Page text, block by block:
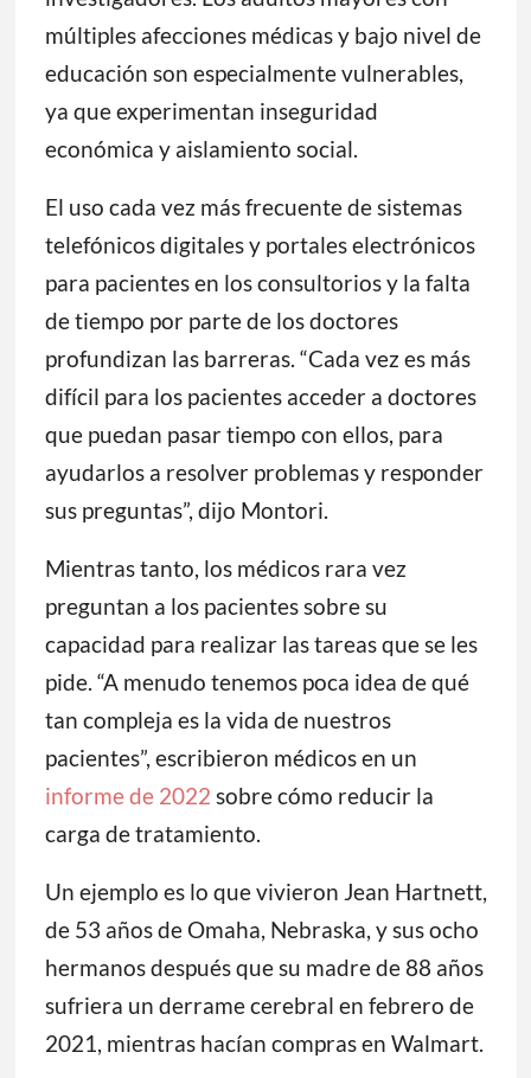
múltiples afecciones médicas y bajo nivel de
educación son especialmente vulnerables,
ya que experimentan inseguridad
económica y aislamiento social.
El uso cada vez más frecuente de sistemas
telefónicos digitales y portales electrónicos
para pacientes en los consultorios y la falta
de tiempo por parte de los doctores
profundizan las barreras. “Cada vez es más
difícil para los pacientes acceder a doctores
que puedan pasar tiempo con ellos, para
ayudarlos a resolver problemas y responder
sus preguntas”, dijo Montori.
Mientras tanto, los médicos rara vez
preguntan a los pacientes sobre su
capacidad para realizar las tareas que se les
pide. “A menudo tenemos poca idea de qué
tan compleja es la vida de nuestros
pacientes”, escribieron médicos en un
informe de 2022 sobre cómo reducir la
carga de tratamiento.
Un ejemplo es lo que vivieron Jean Hartnett,
de 53 años de Omaha, Nebraska, y sus ocho
hermanos después que su madre de 88 años
sufriera un derrame cerebral en febrero de
2021, mientras hacían compras en Walmart.